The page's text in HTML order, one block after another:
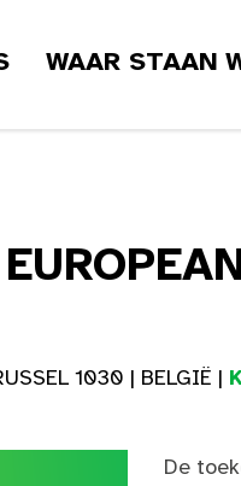
WAAR STAAN
1030 | BELGIË |
De